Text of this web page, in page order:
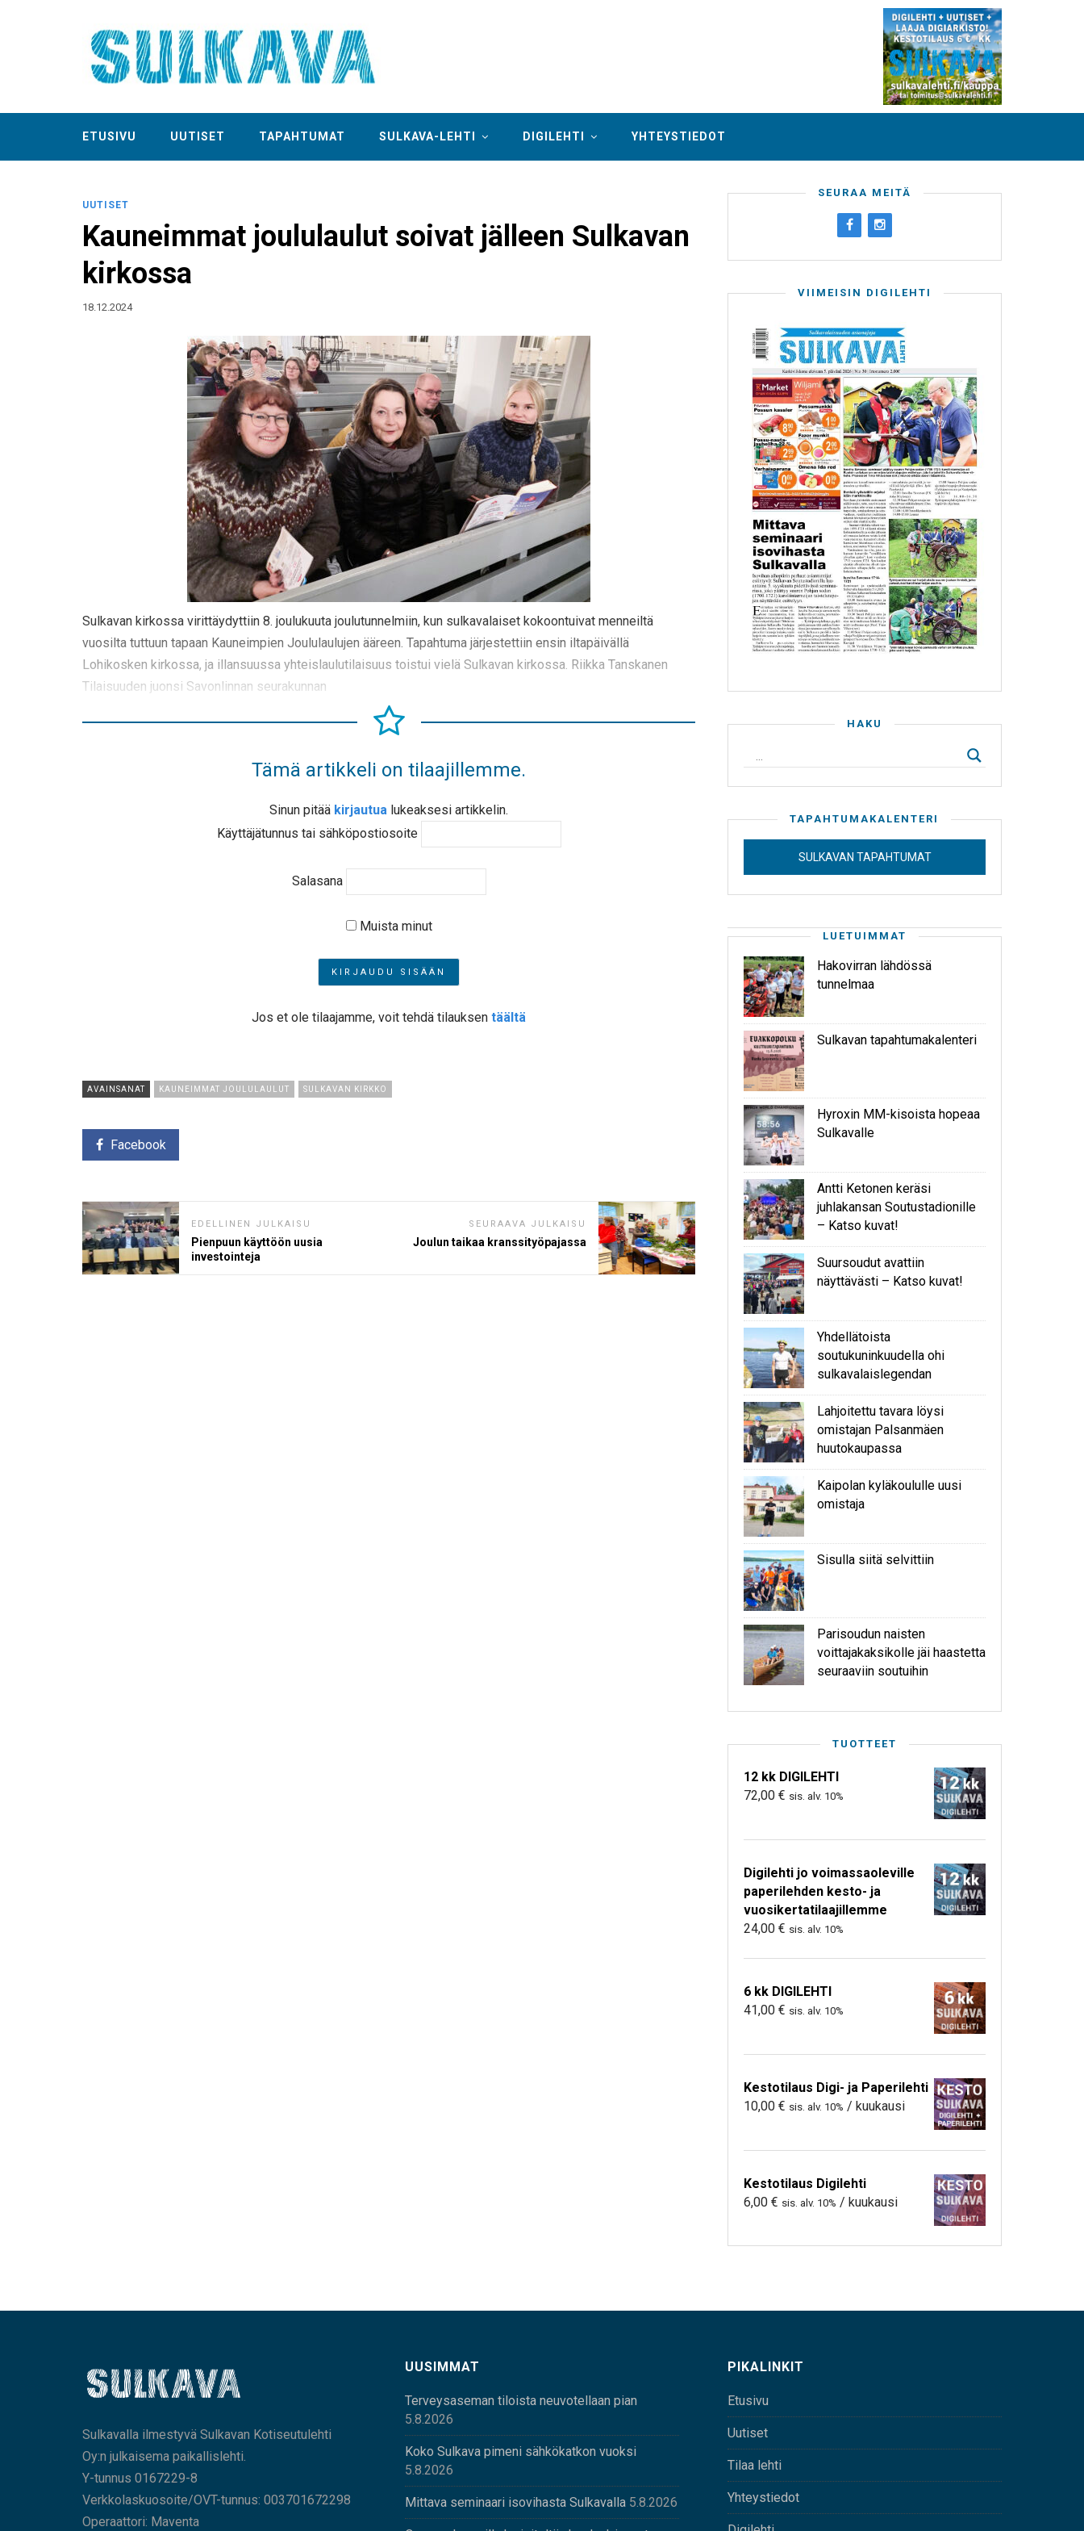
ETUSIVU UUTISET TAPAHTUMAT SULKAVA-LEHTI DIGILEHTI YHTEYSTIEDOT
UUTISET
Kauneimmat joululaulut soivat jälleen Sulkavan
kirkossa
18.12.2024
Sulkavan kirkossa virittäydyttiin 8. joulukuuta joulutunnelmiin, kun sulkavalaiset kokoontuivat menneiltä
vuosilta tuttuun tapaan Kauneimpien Joululaulujen ääreen. Tapahtuma järjestettiin ensin iltapäivällä
Lohikosken kirkossa, ja illansuussa yhteislaulutilaisuus toistui vielä Sulkavan kirkossa. Riikka Tanskanen
Tilaisuuden juonsi Savonlinnan seurakunnan
Tämä artikkeli on tilaajillemme.
Sinun pitää kirjautua lukeaksesi artikkelin.
Käyttäjätunnus tai sähköpostiosoite
Salasana
Muista minut
Jos et ole tilaajamme, voit tehdä tilauksen täältä
AVAINSANAT KAUNEIMMAT JOULULAULUT SULKAVAN KIRKKO
Facebook
EDELLINEN JULKAISU
Pienpuun käyttöön uusia
investointeja
SEURAAVA JULKAISU
Joulun taikaa kranssityöpajassa
SEURAA MEITÄ
VIIMEISIN DIGILEHTI
HAKU
TAPAHTUMAKALENTERI
SULKAVAN TAPAHTUMAT
LUETUIMMAT
Hakovirran lähdössä
tunnelmaa
Sulkavan tapahtumakalenteri
Hyroxin MM-kisoista hopeaa
Sulkavalle
Antti Ketonen keräsi
juhlakansan Soutustadionille
– Katso kuvat!
Suursoudut avattiin
näyttävästi – Katso kuvat!
Yhdellätoista
soutukuninkuudella ohi
sulkavalaislegendan
Lahjoitettu tavara löysi
omistajan Palsanmäen
huutokaupassa
Kaipolan kyläkoululle uusi
omistaja
Sisulla siitä selvittiin
Parisoudun naisten
voittajakaksikolle jäi haastetta
seuraaviin soutuihin
TUOTTEET
12 kk DIGILEHTI
72,00 € sis. alv. 10%
Digilehti jo voimassaoleville
paperilehden kesto- ja
vuosikertatilaajillemme
24,00 € sis. alv. 10%
6 kk DIGILEHTI
41,00 € sis. alv. 10%
Kestotilaus Digi- ja Paperilehti
10,00 € sis. alv. 10% / kuukausi
Kestotilaus Digilehti
6,00 € sis. alv. 10% / kuukausi
Sulkavalla ilmestyvä Sulkavan Kotiseutulehti
Oy:n julkaisema paikallislehti.
Y-tunnus 0167229-8
Verkkolaskuosoite/OVT-tunnus: 003701672298
Operaattori: Maventa
UUSIMMAT
Terveysaseman tiloista neuvotellaan pian
5.8.2026
Koko Sulkava pimeni sähkökatkon vuoksi
5.8.2026
Mittava seminaari isovihasta Sulkavalla 5.8.2026
PIKALINKIT
Etusivu
Uutiset
Tilaa lehti
Yhteystiedot